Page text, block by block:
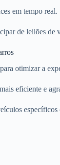
em tempo real.
de leilões
otimizar a
eficiente e